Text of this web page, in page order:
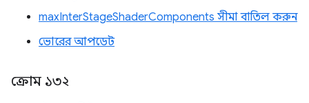
maxInterStageShaderComponents সীমা বাতিল করুন
ভোরের আপডেট
ক্রোম ১৩২